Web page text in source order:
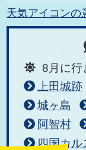
天気アイコンの
8月に行
上田城跡
城ヶ島
阿智村
四国カル